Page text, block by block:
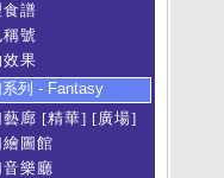
譜
號
果
列 - Fantasy
廊 [精華] [廣場]
圖館
樂廳